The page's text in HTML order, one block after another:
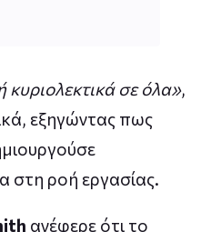
κυριολεκτικά σε όλα»,
εξηγώντας πως
στη ροή εργασίας.
ανέφερε ότι το